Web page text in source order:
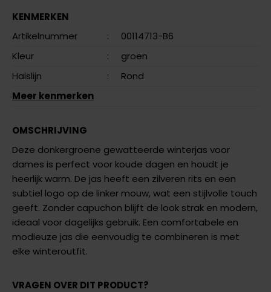
KENMERKEN
Artikelnummer
:
00114713-B6
Kleur
:
groen
Halslijn
:
Rond
Meer kenmerken
OMSCHRIJVING
Deze donkergroene gewatteerde winterjas voor
dames is perfect voor koude dagen en houdt je
heerlijk warm. De jas heeft een zilveren rits en een
subtiel logo op de linker mouw, wat een stijlvolle touch
geeft. Zonder capuchon blijft de look strak en modern,
ideaal voor dagelijks gebruik. Een comfortabele en
modieuze jas die eenvoudig te combineren is met
elke winteroutfit.
VRAGEN OVER DIT PRODUCT?